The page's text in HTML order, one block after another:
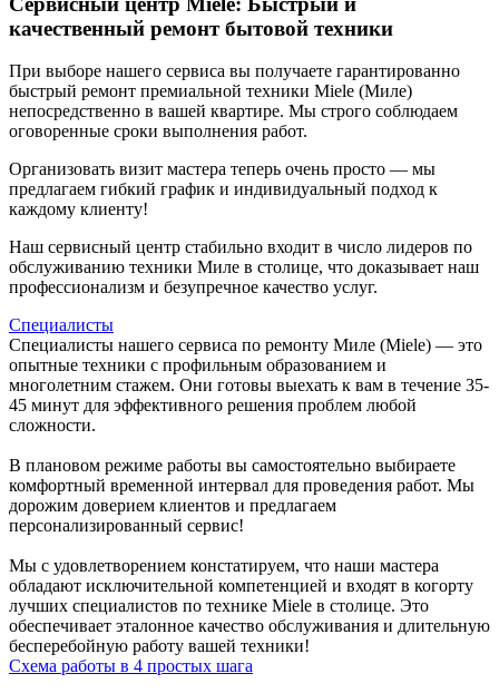
качественный ремонт бытовой техники
При выборе нашего сервиса вы получаете гарантированно
быстрый ремонт премиальной техники Miele (Миле)
непосредственно в вашей квартире. Мы строго соблюдаем
оговоренные сроки выполнения работ.
Организовать визит мастера теперь очень просто — мы
предлагаем гибкий график и индивидуальный подход к
каждому клиенту!
Наш сервисный центр стабильно входит в число лидеров по
обслуживанию техники Миле в столице, что доказывает наш
профессионализм и безупречное качество услуг.
Специалисты
Специалисты нашего сервиса по ремонту Миле (Miele) — это
опытные техники с профильным образованием и
многолетним стажем. Они готовы выехать к вам в течение 35-
45 минут для эффективного решения проблем любой
сложности.
В плановом режиме работы вы самостоятельно выбираете
комфортный временной интервал для проведения работ. Мы
дорожим доверием клиентов и предлагаем
персонализированный сервис!
Мы с удовлетворением констатируем, что наши мастера
обладают исключительной компетенцией и входят в когорту
лучших специалистов по технике Miele в столице. Это
обеспечивает эталонное качество обслуживания и длительную
бесперебойную работу вашей техники!
Схема работы в 4 простых шага